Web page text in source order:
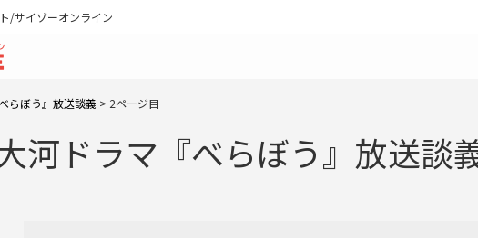
/サイゾーオンライン
らぼう』放送談義 > 2ページ目
河ドラマ『べらぼう』放送談